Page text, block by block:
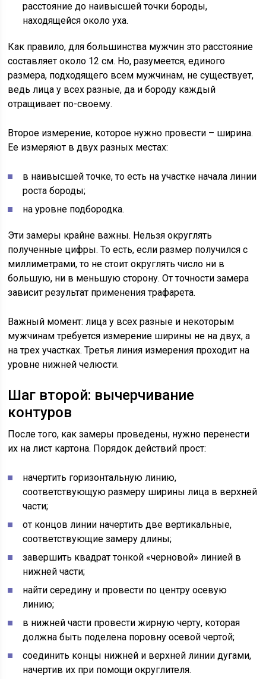
расстояние до наивысшей точки бороды,
находящейся около уха.
Как правило, для большинства мужчин это расстояние
составляет около 12 см. Но, разумеется, единого
размера, подходящего всем мужчинам, не существует,
ведь лица у всех разные, да и бороду каждый
отращивает по-своему.
Второе измерение, которое нужно провести – ширина.
Ее измеряют в двух разных местах:
в наивысшей точке, то есть на участке начала линии
роста бороды;
на уровне подбородка.
Эти замеры крайне важны. Нельзя округлять
полученные цифры. То есть, если размер получился с
миллиметрами, то не стоит округлять число ни в
большую, ни в меньшую сторону. От точности замера
зависит результат применения трафарета.
Важный момент: лица у всех разные и некоторым
мужчинам требуется измерение ширины не на двух, а
на трех участках. Третья линия измерения проходит на
уровне нижней челюсти.
Шаг второй: вычерчивание
контуров
После того, как замеры проведены, нужно перенести
их на лист картона. Порядок действий прост:
начертить горизонтальную линию,
соответствующую размеру ширины лица в верхней
части;
от концов линии начертить две вертикальные,
соответствующие замеру длины;
завершить квадрат тонкой «черновой» линией в
нижней части;
найти середину и провести по центру осевую
линию;
в нижней части провести жирную черту, которая
должна быть поделена поровну осевой чертой;
соединить концы нижней и верхней линии дугами,
начертив их при помощи округлителя.